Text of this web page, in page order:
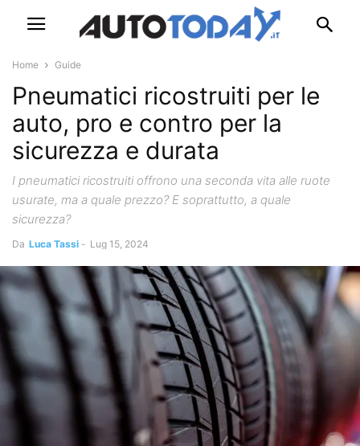
Home Guide
Pneumatici ricostruiti per le
auto, pro e contro per la
sicurezza e durata
I pneumatici ricostruiti offrono una seconda vita alle ruote
usurate, ma a quale prezzo? E soprattutto, a quale
sicurezza?
Da Luca Tassi - Lug 15, 2024